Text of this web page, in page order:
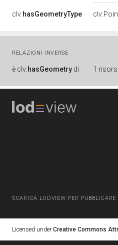
clv:hasGeometryType
RELAZIONI INVERSE
è clv:hasGeometry di 1
SCARICA LODVIEW PER
Licensed under Creative Commons